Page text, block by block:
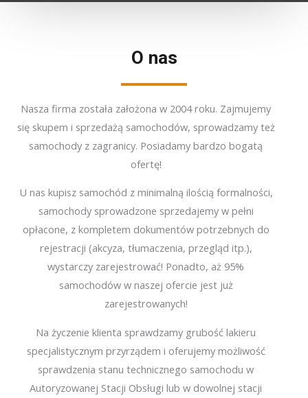
O nas
Nasza firma została założona w 2004 roku. Zajmujemy
się skupem i sprzedażą samochodów, sprowadzamy też
samochody z zagranicy. Posiadamy bardzo bogatą
ofertę!
U nas kupisz samochód z minimalną ilością formalności,
samochody sprowadzone sprzedajemy w pełni
opłacone, z kompletem dokumentów potrzebnych do
rejestracji (akcyza, tłumaczenia, przegląd itp.),
wystarczy zarejestrować! Ponadto, aż 95%
samochodów w naszej ofercie jest już
zarejestrowanych!
Na życzenie klienta sprawdzamy grubość lakieru
specjalistycznym przyrządem i oferujemy możliwość
sprawdzenia stanu technicznego samochodu w
Autoryzowanej Stacji Obsługi lub w dowolnej stacji